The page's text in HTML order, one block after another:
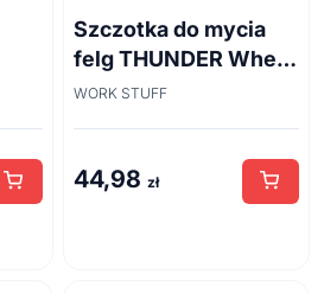
Szczotka do mycia
felg THUNDER Wheel
Brush 45cm
WORK STUFF
44,98 zł